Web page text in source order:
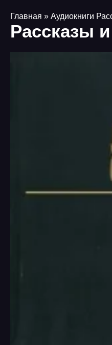
Главная » Аудиокниги
Рассказы